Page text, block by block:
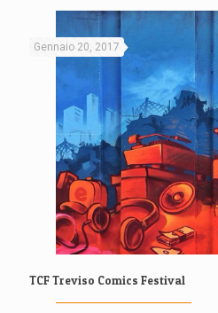
Gennaio 20, 2017
TCF Treviso Comics Festival